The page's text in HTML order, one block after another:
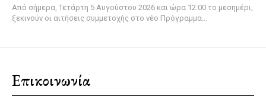
Από σήμερα, Τετάρτη 5 Αυγούστου 2026 και ώρα 12:00 το μεσημέρι,
ξεκινούν οι αιτήσεις συμμετοχής στο νέο Πρόγραμμα...
Επικοινωνία